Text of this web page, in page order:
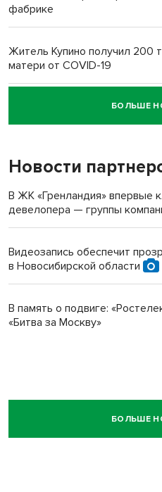
фабрике
Житель Купино получил 200
матери от COVID-19
Новосибирский суд наказал
пенсионерки на вокзале
БОЛЬШЕ
Новости
В ЖК «Гренландия» впервые
девелопера — группы
Видеозапись обеспечит
в Новосибирской области
В память о подвиге:
«Битва за Москву»
БОЛЬШЕ